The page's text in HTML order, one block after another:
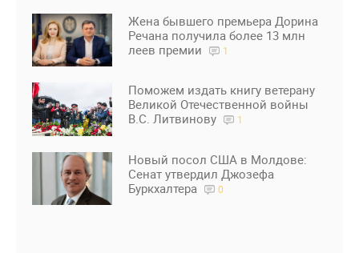
Жена бывшего премьера Дорина
Речана получила более 13 млн
леев премии
1
Поможем издать книгу ветерану
Великой Отечественной войны
В.С. Литвинову
1
Новый посол США в Молдове:
Сенат утвердил Джозефа
Буркхалтера
0